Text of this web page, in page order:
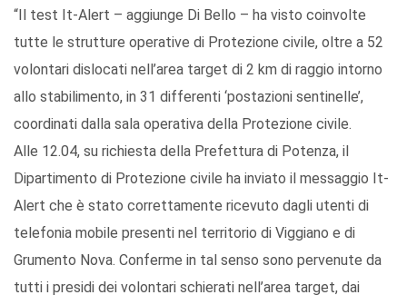
“Il test It-Alert – aggiunge Di Bello – ha visto coinvolte
tutte le strutture operative di Protezione civile, oltre a 52
volontari dislocati nell’area target di 2 km di raggio intorno
allo stabilimento, in 31 differenti ‘postazioni sentinelle’,
coordinati dalla sala operativa della Protezione civile.
Alle 12.04, su richiesta della Prefettura di Potenza, il
Dipartimento di Protezione civile ha inviato il messaggio It-
Alert che è stato correttamente ricevuto dagli utenti di
telefonia mobile presenti nel territorio di Viggiano e di
Grumento Nova. Conferme in tal senso sono pervenute da
tutti i presidi dei volontari schierati nell’area target, dai